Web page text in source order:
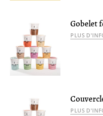
Gobelet
PLUS
PLUS